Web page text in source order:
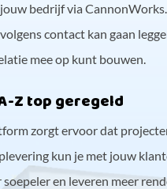
bedrijf via
contact kan gaan
mee op kunt bouwen.
Z top geregeld
zorgt ervoor dat
kun je met jouw
en leveren meer